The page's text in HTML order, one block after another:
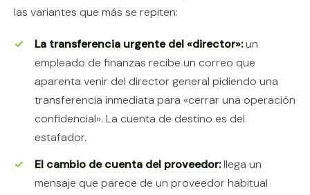
las variantes que más se repiten:
La transferencia urgente del «director»:un
empleado de finanzas recibe un correo que
aparenta venir del director general pidiendo una
transferencia inmediata para «cerrar una operación
confidencial». La cuenta de destino es del
estafador.
El cambio de cuenta del proveedor:llega un
mensaje que parece de un proveedor habitual